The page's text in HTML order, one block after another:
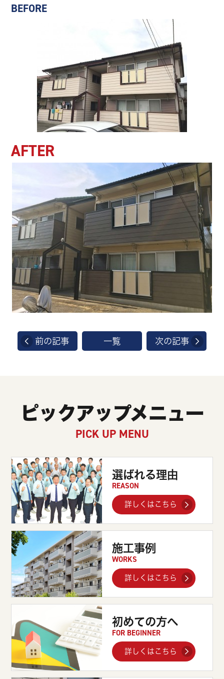
BEFORE
AFTER
前の記事 一覧 次の記事
ピックアップメニュー
PICK UP MENU
選ばれる理由
REASON
詳しくはこちら
施工事例
WORKS
詳しくはこちら
初めての方へ
FOR BEGINNER
詳しくはこちら